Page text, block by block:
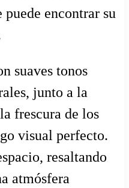
puede encontrar su
suaves tonos
junto a la
frescura de los
visual perfecto.
resaltando
atmósfera